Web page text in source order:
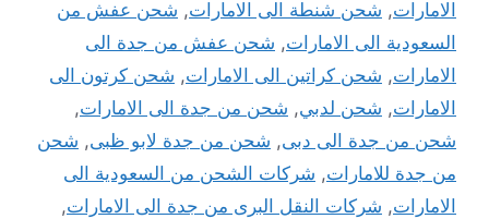
الامارات, شحن شنطة الى الامارات, شحن عفش من
السعودية الى الامارات, شحن عفش من جدة الى
الامارات, شحن كراتين الى الامارات, شحن كرتون الى
الامارات, شحن لدبي , شحن من جدة الى الامارات,
شحن من جدة الى دبى , شحن من جدة لابو ظبى , شحن
من جدة للامارات, شركات الشحن من السعودية الى
الامارات, شركات النقل البرى من جدة الى الامارات,